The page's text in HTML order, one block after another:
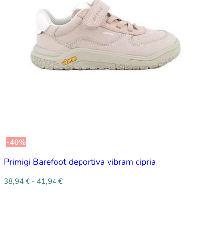
-40%
Primigi Barefoot deportiva vibram cipria
38,94 € - 41,94 €